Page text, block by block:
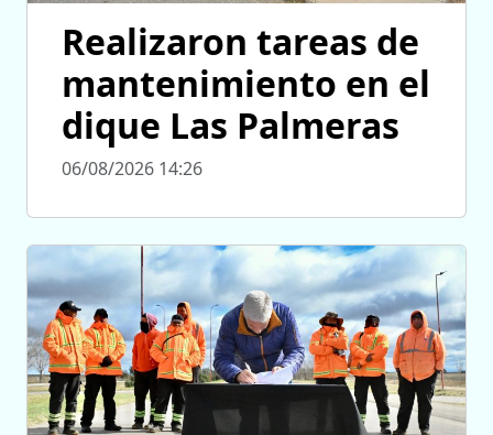
Realizaron tareas de
mantenimiento en el
dique Las Palmeras
06/08/2026 14:26